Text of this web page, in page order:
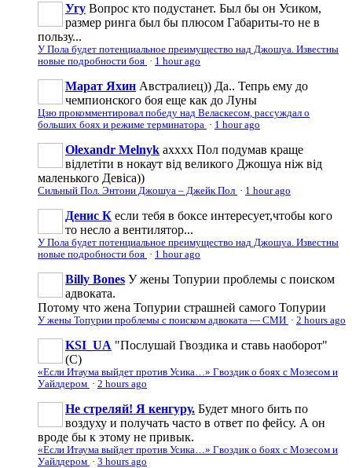
Угу Вопрос кто подустанет. Был бы он Усиком,
размер ринга был бы плюсом Габариты-то не в
пользу...
У Пола будет потенциальное преимущество над Джошуа. Известны
новые подробности боя · 1 hour ago
Марат Яхин Австралиец)) Да.. Тепрь ему до
чемпионского боя еще как до Луны
Цзю прокомментировал победу над Веласкесом, рассуждал о
больших боях и режиме терминатора · 1 hour ago
Olexandr Melnyk ахххх Пол подумав краще
відлетіти в нокаут від великого Джошуа ніж від
маленького Девіса))
Сильный Пол. Энтони Джошуа – Джейк Пол · 1 hour ago
Денис К если тебя в боксе интересует,чтобы кого
то несло а вентилятор...
У Пола будет потенциальное преимущество над Джошуа. Известны
новые подробности боя · 1 hour ago
Billy Bones У жены Топурии проблемы с поиском
адвоката.
Потому что жена Топурии страшней самого Топурии
У жены Топурии проблемы с поиском адвоката — СМИ · 2 hours ago
KSI_UA "Послушай Гвоздика и ставь наоборот"
(С)
«Если Итаума выйдет против Усика…» Гвоздик о боях с Мозесом и
Уайлдером · 2 hours ago
Не стреляй! Я кенгуру. Будет много бить по
воздуху и получать часто в ответ по фейсу. А он
вроде бы к этому не привык.
«Если Итаума выйдет против Усика…» Гвоздик о боях с Мозесом и
Уайлдером · 3 hours ago